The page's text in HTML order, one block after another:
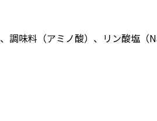
調味料（アミノ酸）、リン酸塩（